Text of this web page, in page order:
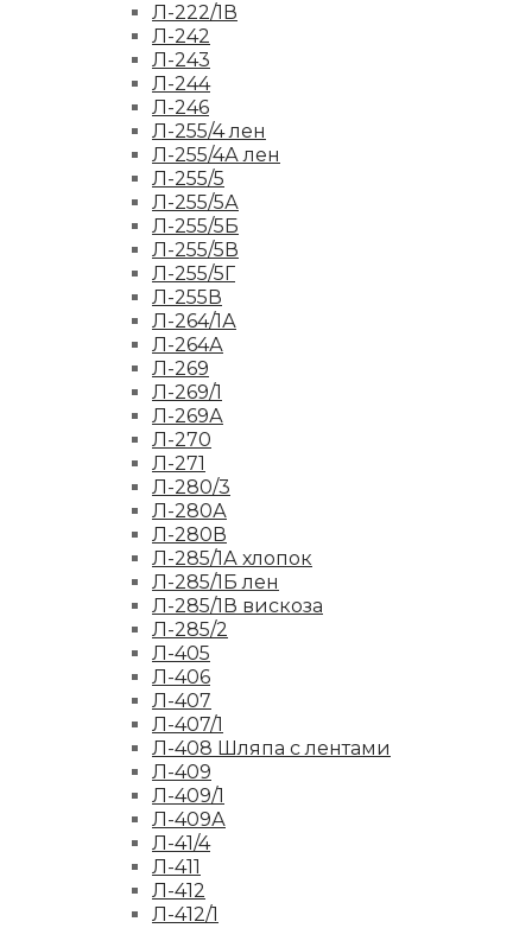
Л-222/1В
Л-242
Л-243
Л-244
Л-246
Л-255/4 лен
Л-255/4А лен
Л-255/5
Л-255/5А
Л-255/5Б
Л-255/5В
Л-255/5Г
Л-255В
Л-264/1А
Л-264А
Л-269
Л-269/1
Л-269А
Л-270
Л-271
Л-280/3
Л-280А
Л-280В
Л-285/1А хлопок
Л-285/1Б лен
Л-285/1В вискоза
Л-285/2
Л-405
Л-406
Л-407
Л-407/1
Л-408 Шляпа с лентами
Л-409
Л-409/1
Л-409А
Л-41/4
Л-411
Л-412
Л-412/1